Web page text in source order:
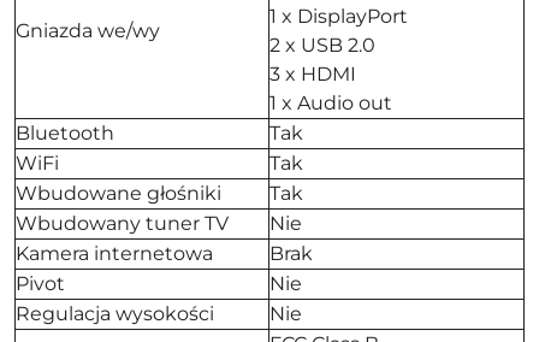
Gniazda we/wy
1 x DisplayPort
2 x USB 2.0
3 x HDMI
1 x Audio out
Bluetooth
Tak
WiFi
Tak
Wbudowane głośniki
Tak
Wbudowany tuner TV
Nie
Kamera internetowa
Brak
Pivot
Nie
Regulacja wysokości
Nie